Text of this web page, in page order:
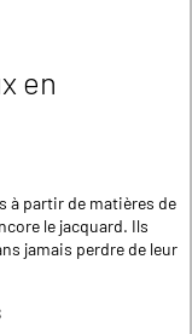
en
à partir de matières de
le jacquard. Ils
jamais perdre de leur